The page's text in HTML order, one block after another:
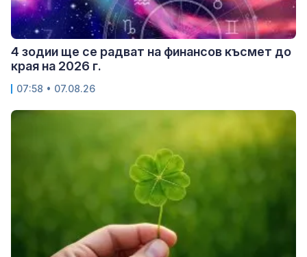
4 зодии ще се радват на финансов късмет до
края на 2026 г.
07:58 • 07.08.26